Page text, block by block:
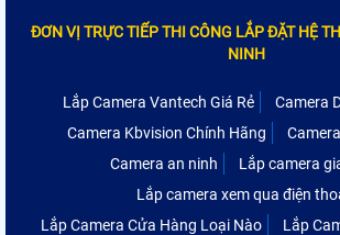
ĐƠN VỊ TRỰC TIẾP THI CÔNG LẮP ĐẶT HỆ
NINH
Lắp Camera Vantech Giá Rẻ
Camera
Camera Kbvision Chính Hãng
Camera an ninh
Lắp camera
Lắp camera xem qua điện
Lắp Camera Cửa Hàng Loại Nào
Lắp